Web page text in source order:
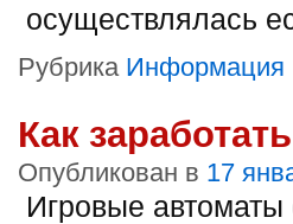
осуществлялась
Рубрика Информация
Как
Опубликован в 17
Игровые автоматы